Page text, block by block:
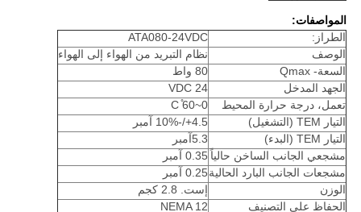
المواصفات:
الطراز:
ATA080-24VDC
الوصف
نظام التبريد من الهواء إلى الهواء
السعة- Qmax
80 واط
الجهد المدخل
24 VDC
تعمل، درجة حرارة المحيط
0~60 ̊C
التيار TEM (التشغيل)
4.5+/-10% آمبر
التيار TEM (البدء)
5.3آمبر
مشجعي الجانب الساخن حالياً 0.35 آمبر
مشجعات الجانب البارد الحالية0.25 آمبر
الوزن
إست. 2.8 كجم
الحفاظ على التصنيف
NEMA 12